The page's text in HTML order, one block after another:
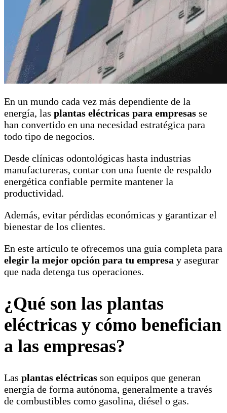
En un mundo cada vez más dependiente de la
energía, las plantas eléctricas para empresas se
han convertido en una necesidad estratégica para
todo tipo de negocios.
Desde clínicas odontológicas hasta industrias
manufactureras, contar con una fuente de respaldo
energética confiable permite mantener la
productividad.
Además, evitar pérdidas económicas y garantizar el
bienestar de los clientes.
En este artículo te ofrecemos una guía completa para
elegir la mejor opción para tu empresa y asegurar
que nada detenga tus operaciones.
¿Qué son las plantas
eléctricas y cómo benefician
a las empresas?
Las plantas eléctricas son equipos que generan
energía de forma autónoma, generalmente a través
de combustibles como gasolina, diésel o gas.